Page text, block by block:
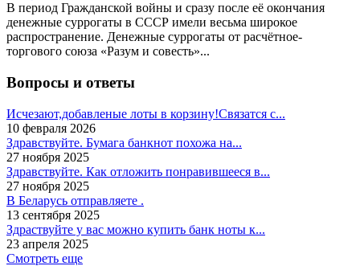
В период Гражданской войны и сразу после её окончания
денежные суррогаты в СССР имели весьма широкое
распространение. Денежные суррогаты от расчётное-
торгового союза «Разум и совесть»...
Вопросы и ответы
Исчезают,добавленые лоты в корзину!Связатся с...
10 февраля 2026
Здравствуйте. Бумага банкнот похожа на...
27 ноября 2025
Здравствуйте. Как отложить понравившееся в...
27 ноября 2025
В Беларусь отправляете .
13 сентября 2025
Здраствуйте у вас можно купить банк ноты к...
23 апреля 2025
Смотреть еще